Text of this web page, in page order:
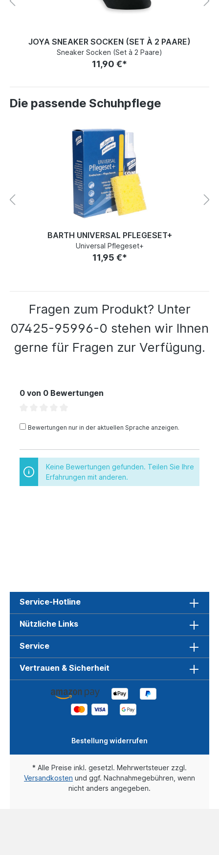
JOYA SNEAKER SOCKEN (SET À 2 PAARE)
Sneaker Socken (Set à 2 Paare)
11,90 €*
Die passende Schuhpflege
BARTH UNIVERSAL PFLEGESET+
Universal Pflegeset+
11,95 €*
Fragen zum Produkt? Unter
07425-95996-0 stehen wir Ihnen
gerne für Fragen zur Verfügung.
0 von 0 Bewertungen
Bewertungen nur in der aktuellen Sprache anzeigen.
Keine Bewertungen gefunden. Teilen Sie Ihre
Erfahrungen mit anderen.
Service-Hotline
Nützliche Links
Service
Vertrauen & Sicherheit
Bestellung widerrufen
* Alle Preise inkl. gesetzl. Mehrwertsteuer zzgl.
Versandkosten und ggf. Nachnahmegebühren, wenn
nicht anders angegeben.